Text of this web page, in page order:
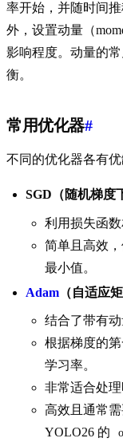
率开始，并随时间
外，设置动量（
影响程度。动量的
衡。
常用优化器#
不同的优化器各有
SGD（随机梯度
利用损失函
简单且高效
最小值。
Adam （自适应
结合了带有动
根据梯度的
学习率。
非常适合处理
高效且通常
YOLO26 的